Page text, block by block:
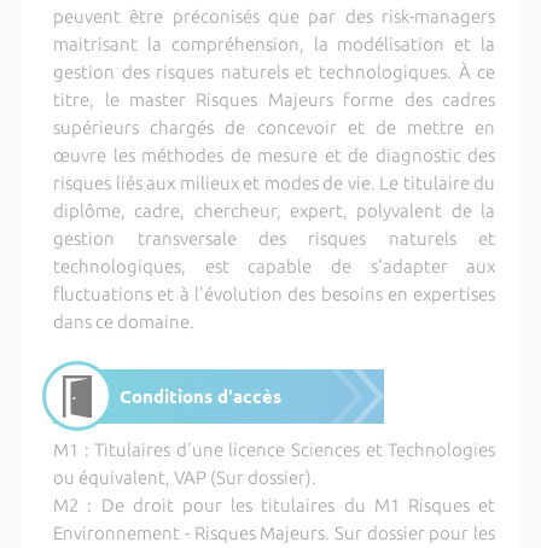
peuvent être préconisés que par des risk-managers
maitrisant la compréhension, la modélisation et la
gestion des risques naturels et technologiques. À ce
titre, le master Risques Majeurs forme des cadres
supérieurs chargés de concevoir et de mettre en
œuvre les méthodes de mesure et de diagnostic des
risques liés aux milieux et modes de vie. Le titulaire du
diplôme, cadre, chercheur, expert, polyvalent de la
gestion transversale des risques naturels et
technologiques, est capable de s'adapter aux
fluctuations et à l'évolution des besoins en expertises
dans ce domaine.
Conditions d'accès
M1 : Titulaires d'une licence Sciences et Technologies
ou équivalent, VAP (Sur dossier).
M2 : De droit pour les titulaires du M1 Risques et
Environnement - Risques Majeurs. Sur dossier pour les